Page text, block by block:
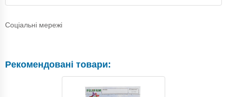
Соціальні мережі
Рекомендовані товари: